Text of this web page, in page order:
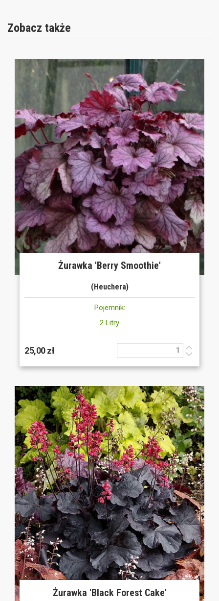
Zobacz także
Żurawka 'Berry Smoothie'
(Heuchera)
Pojemnik:
2 Litry
25,00 zł
Żurawka 'Black Forest Cake'